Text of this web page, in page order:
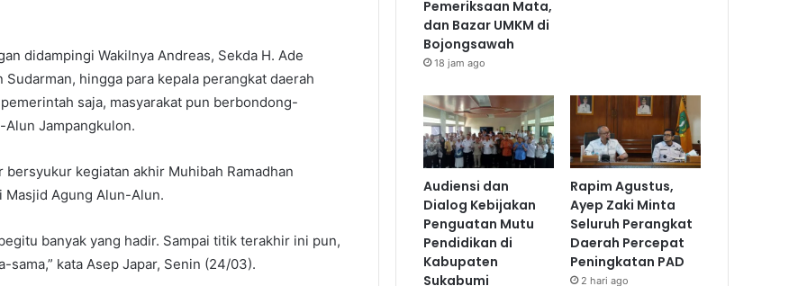
didampingi Wakilnya Andreas, Sekda H. Ade
hingga para kepala perangkat daerah
saja, masyarakat pun berbondong-
Jampangkulon.
kegiatan akhir Muhibah Ramadhan
Masjid Agung Alun-Alun.
banyak yang hadir. Sampai titik terakhir ini pun,
kata Asep Japar, Senin (24/03).
Pemeriksaan Mata,
dan Bazar UMKM di
Bojongsawah
18 jam ago
Audiensi dan
Dialog Kebijakan
Penguatan Mutu
Pendidikan di
Kabupaten
Sukabumi
Rapim Agustus,
Ayep Zaki Minta
Seluruh Perangkat
Daerah Percepat
Peningkatan PAD
2 hari ago